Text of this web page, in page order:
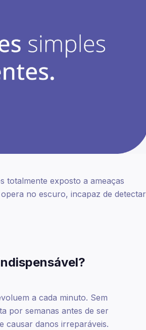
totalmente exposto a ameaças
no escuro, incapaz de detectar
a cada minuto. Sem
por semanas antes de ser
causar danos irreparáveis.